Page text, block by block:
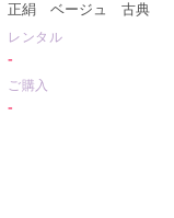
正絹 ベージュ 古典
レンタル
-
ご購入
-